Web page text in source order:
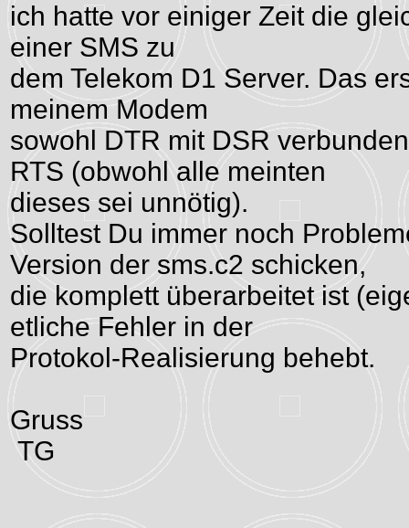
ich hatte vor einiger Zeit die
einer SMS zu
dem Telekom D1 Server. Das
meinem Modem
sowohl DTR mit DSR
RTS (obwohl alle meinten
dieses sei unnötig).
Solltest Du immer noch
Version der sms.c2 schicken,
die komplett überarbeitet ist
etliche Fehler in der
Protokol-Realisierung behebt.
Gruss
TG